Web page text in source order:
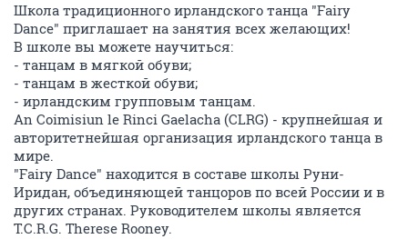
Школа традиционного ирландского танца "Fairy
Dance" приглашает на занятия всех желающих!
В школе вы можете научиться:
- танцам в мягкой обуви;
- танцам в жесткой обуви;
- ирландским групповым танцам.
An Coimisiun le Rinci Gaelacha (CLRG) - крупнейшая и
авторитетнейшая организация ирландского танца в
мире.
"Fairy Dance" находится в составе школы Руни-
Иридан, объединяющей танцоров по всей России и в
других странах. Руководителем школы является
T.C.R.G. Therese Rooney.